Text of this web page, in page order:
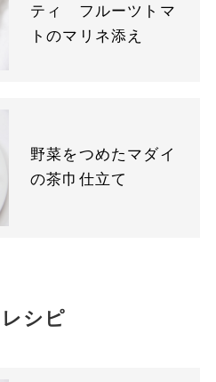
ティ フルーツトマ
トのマリネ添え
野菜をつめたマダイ
の茶巾仕立て
シピ